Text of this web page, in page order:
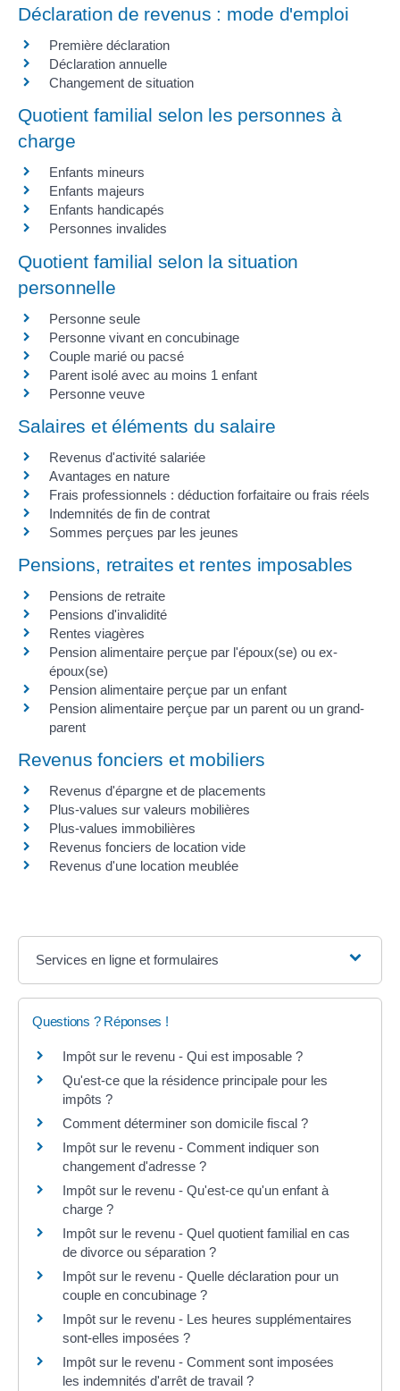
Déclaration de revenus : mode d'emploi
Première déclaration
Déclaration annuelle
Changement de situation
Quotient familial selon les personnes à
charge
Enfants mineurs
Enfants majeurs
Enfants handicapés
Personnes invalides
Quotient familial selon la situation
personnelle
Personne seule
Personne vivant en concubinage
Couple marié ou pacsé
Parent isolé avec au moins 1 enfant
Personne veuve
Salaires et éléments du salaire
Revenus d'activité salariée
Avantages en nature
Frais professionnels : déduction forfaitaire ou frais réels
Indemnités de fin de contrat
Sommes perçues par les jeunes
Pensions, retraites et rentes imposables
Pensions de retraite
Pensions d'invalidité
Rentes viagères
Pension alimentaire perçue par l'époux(se) ou ex-
époux(se)
Pension alimentaire perçue par un enfant
Pension alimentaire perçue par un parent ou un grand-
parent
Revenus fonciers et mobiliers
Revenus d'épargne et de placements
Plus-values sur valeurs mobilières
Plus-values immobilières
Revenus fonciers de location vide
Revenus d'une location meublée
Services en ligne et formulaires
Questions ? Réponses !
Impôt sur le revenu - Qui est imposable ?
Qu'est-ce que la résidence principale pour les
impôts ?
Comment déterminer son domicile fiscal ?
Impôt sur le revenu - Comment indiquer son
changement d'adresse ?
Impôt sur le revenu - Qu'est-ce qu'un enfant à
charge ?
Impôt sur le revenu - Quel quotient familial en cas
de divorce ou séparation ?
Impôt sur le revenu - Quelle déclaration pour un
couple en concubinage ?
Impôt sur le revenu - Les heures supplémentaires
sont-elles imposées ?
Impôt sur le revenu - Comment sont imposées
les indemnités d'arrêt de travail ?